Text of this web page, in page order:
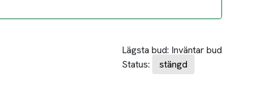
Lägsta bud: Inväntar bud
Status:
stängd